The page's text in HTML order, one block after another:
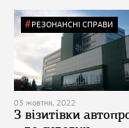
РЕЗОНАНСНІ СПРАВИ
03 жовтня, 2022
З візитівки